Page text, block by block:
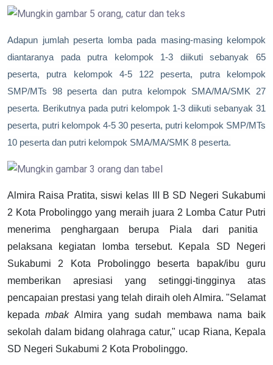
Adapun jumlah peserta lomba pada masing-masing kelompok
diantaranya pada putra kelompok 1-3 diikuti sebanyak 65
peserta, putra kelompok 4-5 122 peserta, putra kelompok
SMP/MTs 98 peserta dan putra kelompok SMA/MA/SMK 27
peserta. Berikutnya pada putri kelompok 1-3 diikuti sebanyak 31
peserta, putri kelompok 4-5 30 peserta, putri kelompok SMP/MTs
10 peserta dan putri kelompok SMA/MA/SMK 8 peserta.
Almira Raisa Pratita, siswi kelas B SD Negeri Sukabumi
2 Kota Probolinggo yang meraih juara 2 Lomba Catur Putri
menerima penghargaan berupa Piala dari panitia
pelaksana kegiatan lomba tersebut. Kepala SD Negeri
Sukabumi 2 Kota Probolinggo beserta bapak/ibu guru
memberikan apresiasi yang setinggi-tingginya atas
pencapaian prestasi yang telah diraih oleh Almira. "Selamat
kepada mbak Almira yang sudah membawa nama baik
sekolah dalam bidang olahraga catur," ucap Riana, Kepala
SD Negeri Sukabumi 2 Kota Probolinggo.